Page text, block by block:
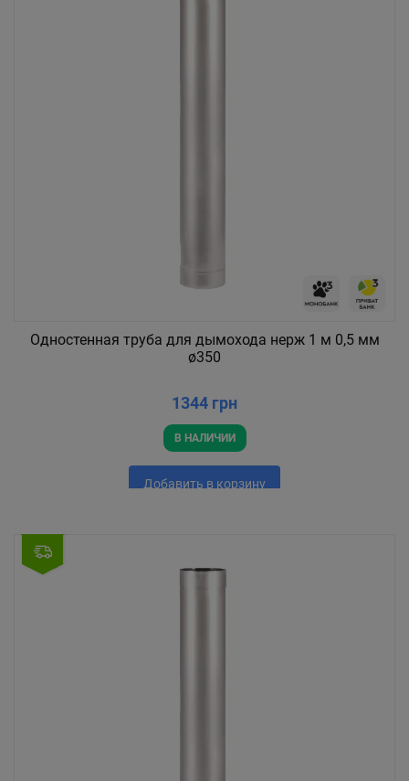
Одностенная труба для дымохода нерж 1 м 0,5 мм
ø350
1344 грн
В НАЛИЧИИ
Добавить в корзину